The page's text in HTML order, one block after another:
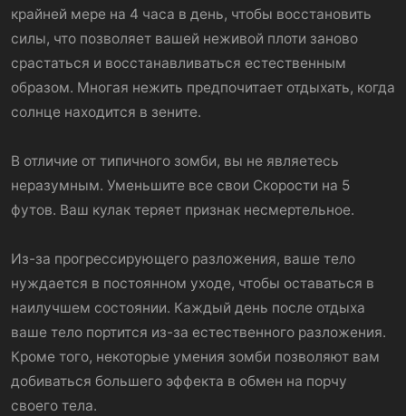
крайней мере на 4 часа в день, чтобы восстановить
силы, что позволяет вашей неживой плоти заново
срастаться и восстанавливаться естественным
образом. Многая нежить предпочитает отдыхать, когда
солнце находится в зените.
В отличие от типичного зомби, вы не являетесь
неразумным. Уменьшите все свои Скорости на 5
футов. Ваш кулак теряет признак несмертельное.
Из-за прогрессирующего разложения, ваше тело
нуждается в постоянном уходе, чтобы оставаться в
наилучшем состоянии. Каждый день после отдыха
ваше тело портится из-за естественного разложения.
Кроме того, некоторые умения зомби позволяют вам
добиваться большего эффекта в обмен на порчу
своего тела.